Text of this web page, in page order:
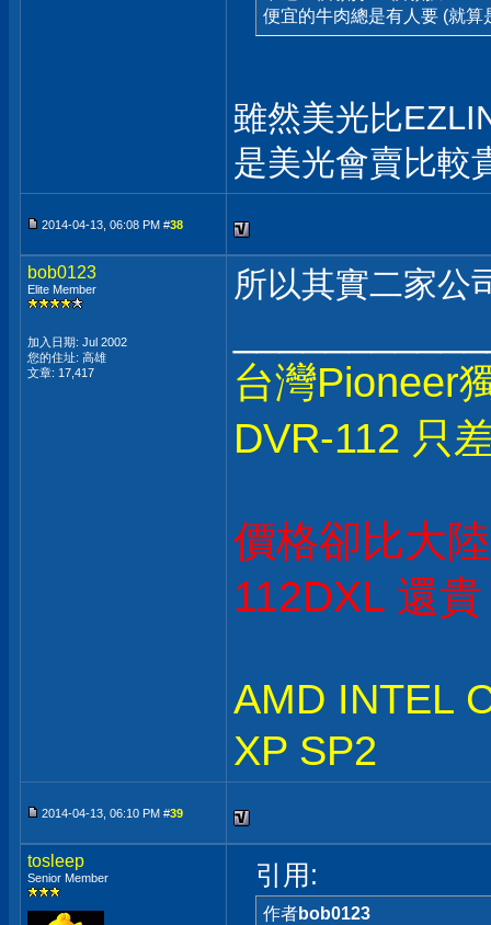
便宜的牛肉總是有人要 (就算
雖然美光比
是美光會賣比較
2014-04-13, 06:08 PM #38
bob0123
Elite Member
加入日期: Jul 2002
您的住址: 高雄
文章: 17,417
所以其實二家公
台灣Pioneer
DVR-112 只
價格卻比大
112DXL 還
AMD INTEL
XP SP2
2014-04-13, 06:10 PM #39
tosleep
Senior Member 引用:
作者bob0123